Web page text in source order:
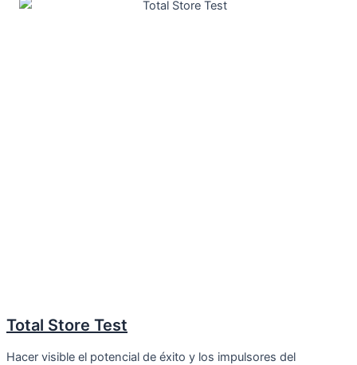
Total Store Test
Hacer visible el potencial de éxito y los impulsores del